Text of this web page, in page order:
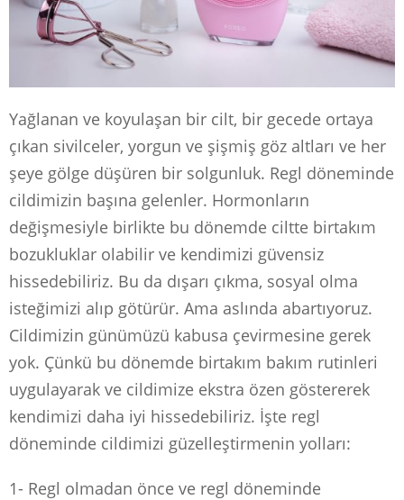
Yağlanan ve koyulaşan bir cilt, bir gecede ortaya
çıkan sivilceler, yorgun ve şişmiş göz altları ve her
şeye gölge düşüren bir solgunluk. Regl döneminde
cildimizin başına gelenler. Hormonların
değişmesiyle birlikte bu dönemde ciltte birtakım
bozukluklar olabilir ve kendimizi güvensiz
hissedebiliriz. Bu da dışarı çıkma, sosyal olma
isteğimizi alıp götürür. Ama aslında abartıyoruz.
Cildimizin günümüzü kabusa çevirmesine gerek
yok. Çünkü bu dönemde birtakım bakım rutinleri
uygulayarak ve cildimize ekstra özen göstererek
kendimizi daha iyi hissedebiliriz. İşte regl
döneminde cildimizi güzelleştirmenin yolları:
1- Regl olmadan önce ve regl döneminde